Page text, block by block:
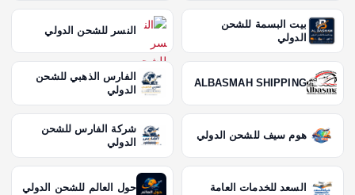
ق
ا
ل
ت
بيت البسمة للشحن
الدولي
النسر للشحن الدولي
ALBASMAH SHIPPING
الفارس الذهبي للشحن
الدولي
هوم سيف للشحن الدولي
شركة الفارس للشحن
الدولي
السعد للخدمات العامة حول العالم للشحن الدولي